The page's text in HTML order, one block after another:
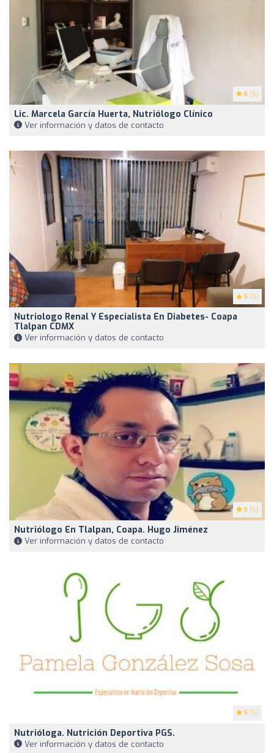
5 (5)
Lic. Marcela García Huerta, Nutriólogo Clínico
Ver información y datos de contacto
5 (5)
Nutriologo Renal Y Especialista En Diabetes- Coapa
Tlalpan CDMX
Ver información y datos de contacto
5 (5)
Nutriólogo En Tlalpan, Coapa. Hugo Jiménez
Ver información y datos de contacto
5 (5)
Nutrióloga. Nutrición Deportiva PGS.
Ver información y datos de contacto